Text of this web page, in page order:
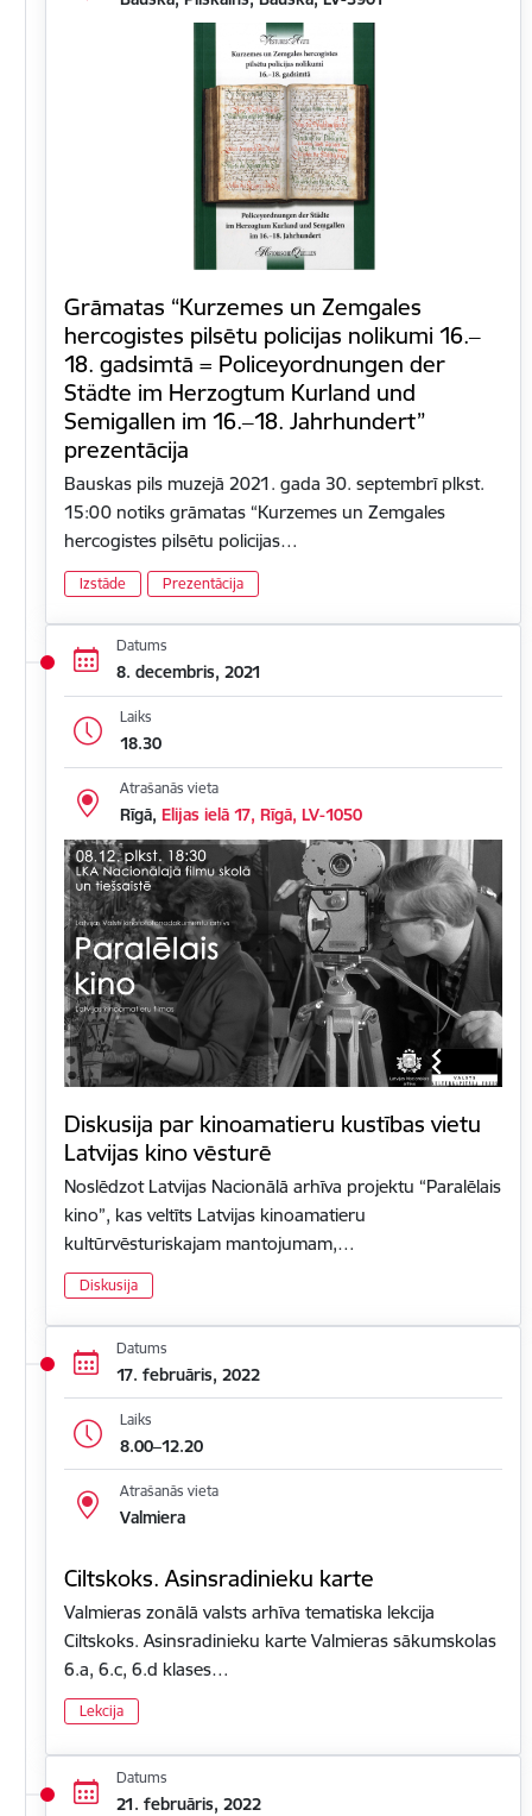
Grāmatas “Kurzemes un Zemgales
hercogistes pilsētu policijas nolikumi 16.‒
18. gadsimtā = Policeyordnungen der
Städte im Herzogtum Kurland und
Semigallen im 16.‒18. Jahrhundert”
prezentācija
Bauskas pils muzejā 2021. gada 30. septembrī plkst.
15:00 notiks grāmatas “Kurzemes un Zemgales
hercogistes pilsētu policijas…
Izstāde Prezentācija
Datums
8. decembris, 2021
Laiks
18.30
Atrašanās vieta
Rīgā, Elijas ielā 17, Rīgā, LV-1050
Diskusija par kinoamatieru kustības vietu
Latvijas kino vēsturē
Noslēdzot Latvijas Nacionālā arhīva projektu “Paralēlais
kino”, kas veltīts Latvijas kinoamatieru
kultūrvēsturiskajam mantojumam,…
Diskusija
Datums
17. februāris, 2022
Laiks
8.00–12.20
Atrašanās vieta
Valmiera
Ciltskoks. Asinsradinieku karte
Valmieras zonālā valsts arhīva tematiska lekcija
Ciltskoks. Asinsradinieku karte Valmieras sākumskolas
6.a, 6.c, 6.d klases…
Lekcija
Datums
21. februāris, 2022